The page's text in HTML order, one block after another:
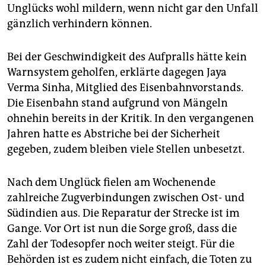
Unglücks wohl mildern, wenn nicht gar den Unfall
gänzlich verhindern können.
Bei der Geschwindigkeit des Aufpralls hätte kein
Warnsystem geholfen, erklärte dagegen Jaya
Verma Sinha, Mitglied des Eisenbahnvorstands.
Die Eisenbahn stand aufgrund von Mängeln
ohnehin bereits in der Kritik. In den vergangenen
Jahren hatte es Abstriche bei der Sicherheit
gegeben, zudem bleiben viele Stellen unbesetzt.
Nach dem Unglück fielen am Wochenende
zahlreiche Zugverbindungen zwischen Ost- und
Südindien aus. Die Reparatur der Strecke ist im
Gange. Vor Ort ist nun die Sorge groß, dass die
Zahl der Todesopfer noch weiter steigt. Für die
Behörden ist es zudem nicht einfach, die Toten zu